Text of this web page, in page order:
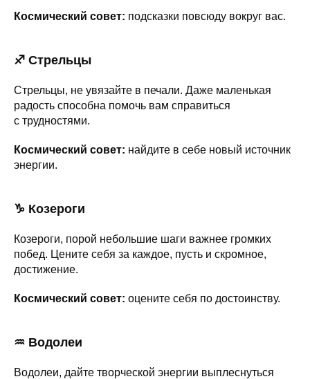
Космический совет: подсказки повсюду вокруг вас.
♐ Стрельцы
Стрельцы, не увязайте в печали. Даже маленькая
радость способна помочь вам справиться
с трудностями.
Космический совет: найдите в себе новый источник
энергии.
♑ Козероги
Козероги, порой небольшие шаги важнее громких
побед. Цените себя за каждое, пусть и скромное,
достижение.
Космический совет: оцените себя по достоинству.
♒ Водолеи
Водолеи, дайте творческой энергии выплеснуться